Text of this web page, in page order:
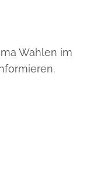
Wahlen im